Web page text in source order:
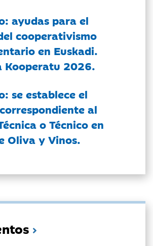
ayudas para el
cooperativismo
en Euskadi.
Kooperatu 2026.
se establece el
al
o Técnico en
Oliva y Vinos.